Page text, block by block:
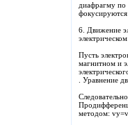
диафрагму по
фокусируются
6. Движение
электрическом
Пусть
магнитном и
. Уравнение
методом: